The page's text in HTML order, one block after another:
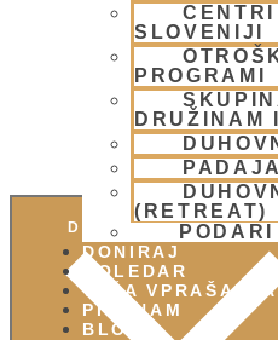
SLOVENIJI
PROGRAMI
DRUŽINAM
(RETREAT)
DONIRAJ
KOLEDAR
VAŠA VPRAŠANJA
PIŠI NAM
BLOG